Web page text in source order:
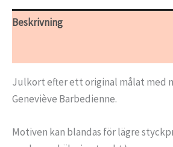
Beskrivning
Julkort efter ett original målat med
Geneviève Barbedienne.
Motiven kan blandas för lägre